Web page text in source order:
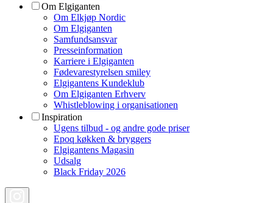
Om Elgiganten
Om Elkjøp Nordic
Om Elgiganten
Samfundsansvar
Presseinformation
Karriere i Elgiganten
Fødevarestyrelsen smiley
Elgigantens Kundeklub
Om Elgiganten Erhverv
Whistleblowing i organisationen
Inspiration
Ugens tilbud - og andre gode priser
Epoq køkken & bryggers
Elgigantens Magasin
Udsalg
Black Friday 2026